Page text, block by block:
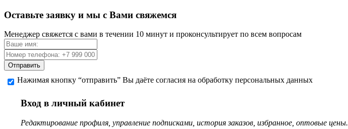
Оставьте заявку и мы с Вами свяжемся
Менеджер свяжется с вами в течении 10 минут и проконсультирует по всем вопросам
Отправить
Нажимая кнопку “отправить” Вы даёте согласия на обработку персональных данных
Вход в личный кабинет
Редактирование профиля, управление подписками, история заказов, избранное, оптовые цены.